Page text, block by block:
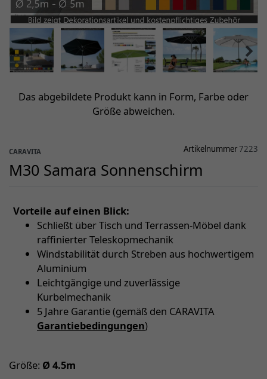
Das abgebildete Produkt kann in Form, Farbe oder
Größe abweichen.
CARAVITA Artikelnummer7223
M30 Samara Sonnenschirm
Vorteile auf einen Blick:
Schließt über Tisch und Terrassen-Möbel dank
raffinierter Teleskopmechanik
Windstabilität durch Streben aus hochwertigem
Aluminium
Leichtgängige und zuverlässige
Kurbelmechanik
5 Jahre Garantie (gemäß den CARAVITA
Garantiebedingungen)
Größe: Ø 4.5m